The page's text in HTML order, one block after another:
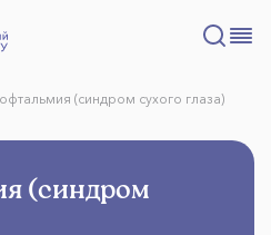
(синдром сухого глаза)
(синдром